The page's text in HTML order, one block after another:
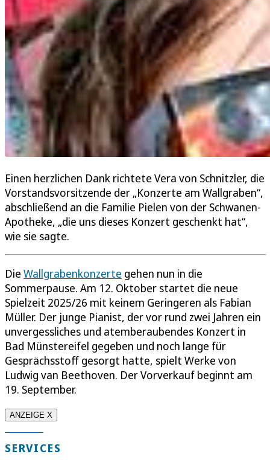
Einen herzlichen Dank richtete Vera von Schnitzler, die
Vorstandsvorsitzende der „Konzerte am Wallgraben“,
abschließend an die Familie Pielen von der Schwanen-
Apotheke, „die uns dieses Konzert geschenkt hat“,
wie sie sagte.
Die Wallgrabenkonzerte gehen nun in die
Sommerpause. Am 12. Oktober startet die neue
Spielzeit 2025/26 mit keinem Geringeren als Fabian
Müller. Der junge Pianist, der vor rund zwei Jahren ein
unvergessliches und atemberaubendes Konzert in
Bad Münstereifel gegeben und noch lange für
Gesprächsstoff gesorgt hatte, spielt Werke von
Ludwig van Beethoven. Der Vorverkauf beginnt am
19. September.
ANZEIGE X
SERVICES